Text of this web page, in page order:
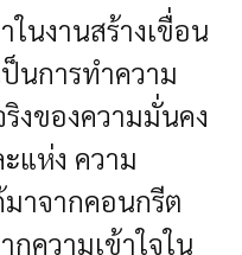
ในงานสร้างเขื่อน
ป็นการทำความ
งของความมั่นคง
แห่ง ความ
มาจากคอนกรีต
กความเข้าใจใน